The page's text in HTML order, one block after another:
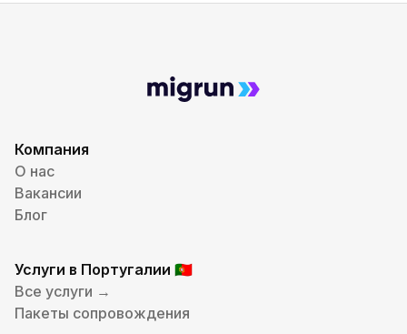
Компания
О нас
Вакансии
Блог
Услуги в Португалии 🇵🇹
Все услуги →
Пакеты сопровождения